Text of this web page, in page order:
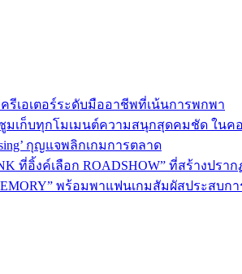
ครีเอเตอร์ระดับมืออาชีพที่เน้นการพกพา
เก็บทุกโมเมนต์ความสนุกสุดคมชัด ในคอ
กุญแจพลิกเกมการตลาด
ที่อิ้งค์เลือก ROADSHOW” ที่สร้างป
พร้อมพาแฟนเกมสัมผัสประสบกา